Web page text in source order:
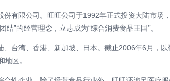
有限公司。旺旺公司于1992年正式投资大陆市
”的经营理念，立志成为“综合消费食品王国”。
、台湾、香港、新加坡、日本。截止2006年6月，
区。